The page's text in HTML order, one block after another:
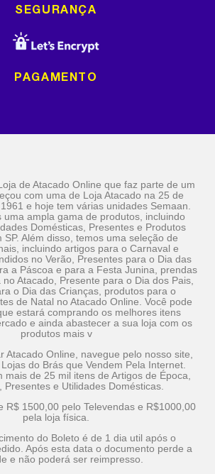
SEGURANÇA
PAGAMENTO
de Atacado Online que faz parte de um
com uma de Loja Atacado na 25 de
e hoje tem várias unidades Semaan.
uma ampla gama de produtos, incluindo
Domésticas, Presentes e Produtos
SP. Além disso, temos uma seleção de
incluindo artigos para o Carnaval e
no Verão, Presentes para o Dia das
a Páscoa e para a Festa Junina, prendas
Atacado, Presente para o Dia dos Pais,
o Dia das Crianças, produtos para o
de Natal no Atacado Online. Você pode
estará comprando os melhores itens
e ainda abastecer a sua loja com os
produtos mais v
Atacado Online, navegue pelo nosso site,
do Brás que Vendem Pela Internet.
mais de 25 mil itens de Artigos de Época,
Presentes e Utilidades Domésticas.
R$ 1500,00 pelo Televendas e R$1000,00
pela loja física.
do Boleto é de 1 dia util após o
Após esta data o documento perde a
e não poderá ser reimpresso.